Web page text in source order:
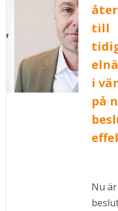
till
i
på
Nu